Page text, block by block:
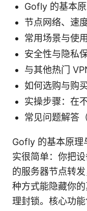
Gofly 的基本
节点网络、速
常用场景与使
安全性与隐私
与其他热门
如何选购与购
实操步骤：在
常见问题解答（
Gofly 的基本原理
实很简单：你把
的服务器节点转
种方式能隐藏你
理封锁。核心功能